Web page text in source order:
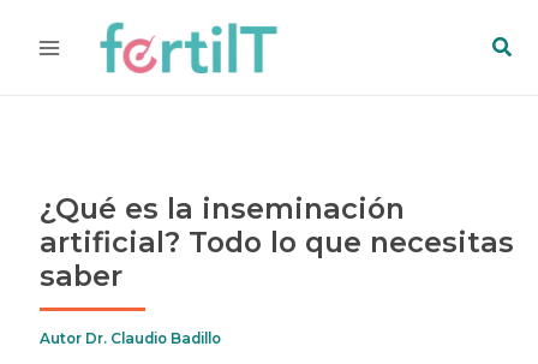
¿Qué es la inseminación
artificial? Todo lo que necesitas
saber
Autor Dr. Claudio Badillo